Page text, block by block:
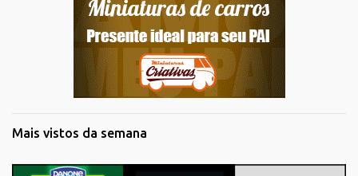
Mais vistos da semana